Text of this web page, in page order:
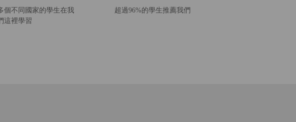
個不同國家的學生在我
這裡學習
超過96%的學生推薦我們